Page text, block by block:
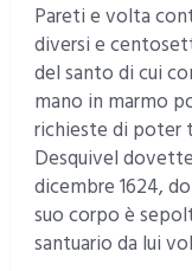
Pareti e volta
diversi e
del santo di cui
mano in marmo
richieste di poter
Desquivel
dicembre 1624,
suo corpo è
santuario da lui